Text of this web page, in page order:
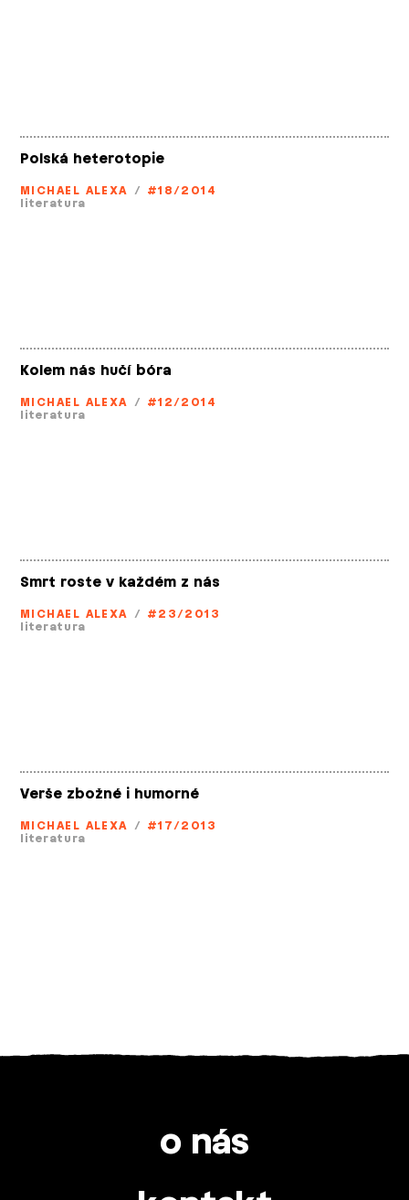
Polská heterotopie
MICHAEL ALEXA / #18/2014
literatura
Kolem nás hučí bóra
MICHAEL ALEXA / #12/2014
literatura
Smrt roste v každém z nás
MICHAEL ALEXA / #23/2013
literatura
Verše zbožné i humorné
MICHAEL ALEXA / #17/2013
literatura
o nás